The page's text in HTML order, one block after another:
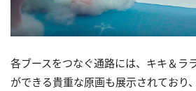
各ブースをつなぐ通路には、キキ＆ラ
ができる貴重な原画も展示されており